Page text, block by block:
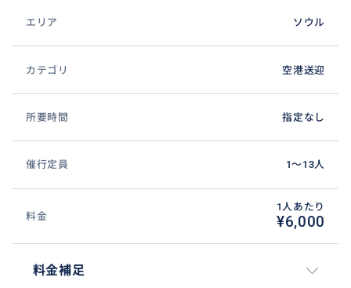
日に便利なサービスです。貸切チャーターの空港送
迎、空港～ホテルまでノンストップ、最大4名まで乗車
OK、荷物も積めて移動がスムーズ、高速道路の走行も
安心
エリア ソウル
カテゴリ 空港送迎
所要時間 指定なし
催行定員 1〜13人
料金
1人あたり
¥6,000
料金補足